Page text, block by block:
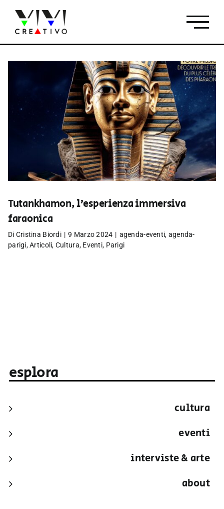
contenuto
Tutankhamon, l’esperienza immersiva
faraonica
Di Cristina Biordi | 9 Marzo 2024 | agenda-eventi, agenda-
parigi,Articoli, Cultura, Eventi, Parigi
esplora
cultura
eventi
interviste & arte
about